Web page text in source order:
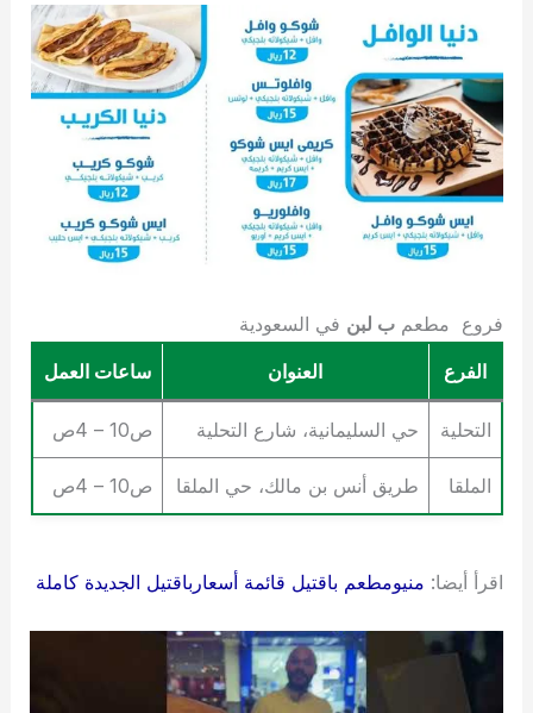
فروع مطعمب لبن في السعودية
الفرع
العنوان ساعات العمل
التحلية حي السليمانية، شارع التحلية ص10 – 4ص
الملقا طريق أنس بن مالك، حي الملقا ص10 – 4ص
اقرأ أيضا: منيومطعم باقتيل قائمة أسعارباقتيل الجديدة كاملة